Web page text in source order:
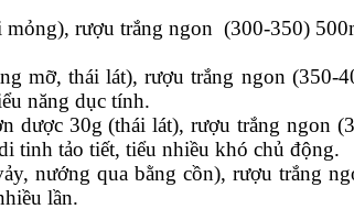
mỏng), rượu trắng ngon (300-350)
mỡ, thái lát), rượu trắng ngon
năng dục tính.
dược 30g (thái lát), rượu trắng ngon
tinh tảo tiết, tiểu nhiều khó chủ động.
nướng qua bằng cồn), rượu trắng
lần.